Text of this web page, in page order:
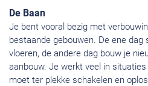
De Baan
Je bent vooral bezig met
bestaande gebouwen. De ene dag
vloeren, de andere dag bouw je
aanbouw. Je werkt veel in
moet ter plekke schakelen en